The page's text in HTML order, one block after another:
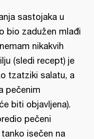
sastojaka u
bio zadužen mlađi
nikakvih
(sledi recept) je
tzatziki salatu, a
pečenim
biti objavljena).
pečeni
isečen na